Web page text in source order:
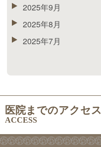
2025年9月
2025年8月
2025年7月
医院までのアクセス
ACCESS